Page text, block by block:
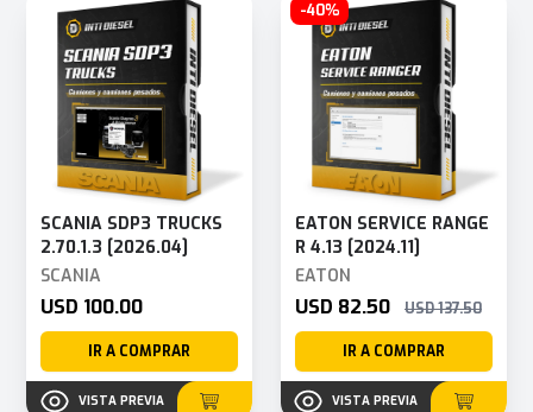
SCANIA SDP3 TRUCKS
2.70.1.3 [2026.04]
SCANIA
USD 100.00
IR A COMPRAR
VISTA PREVIA
-40%
EATON SERVICE RANGE
R 4.13 [2024.11]
EATON
USD 82.50 USD 137.50
IR A COMPRAR
VISTA PREVIA